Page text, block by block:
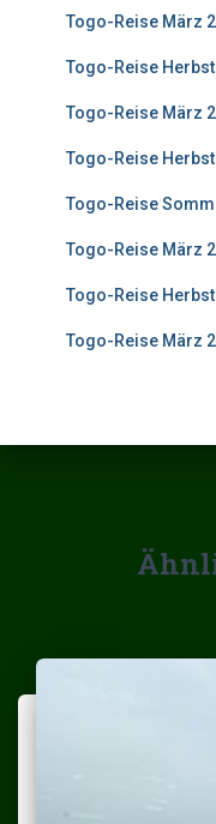
Togo-Reise März
Togo-Reise
Togo-Reise März
Togo-Reise Herbst
Togo-Reise
Togo-Reise März
Togo-Reise
Togo-Reise März